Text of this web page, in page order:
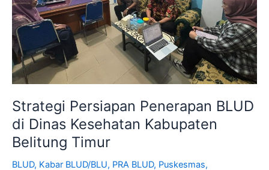
Strategi Persiapan Penerapan BLUD
di Dinas Kesehatan Kabupaten
Belitung Timur
BLUD, Kabar BLUD/BLU, PRA BLUD, Puskesmas,
Kabupaten
Belitung
Timur